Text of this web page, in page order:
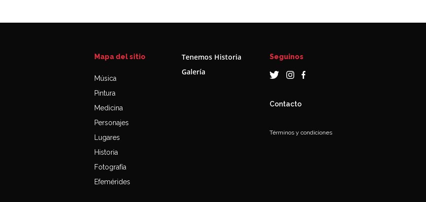
Mapa del sitio
Música
Pintura
Medicina
Personajes
Lugares
Historia
Fotografía
Efemérides
Tenemos Historia
Galería
Seguinos
Contacto
Términos y condiciones